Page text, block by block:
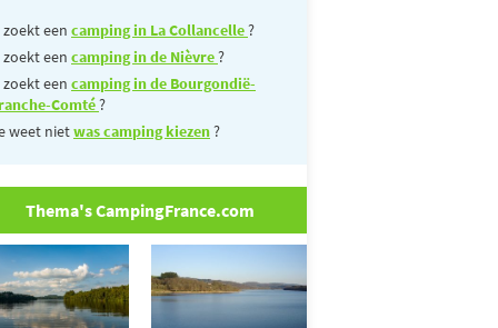
zoekt een camping in La Collancelle?
zoekt een camping in de Nièvre?
zoekt een camping in de Bourgondië-
Comté?
weet nietwas camping kiezen?
Thema's CampingFrance.com